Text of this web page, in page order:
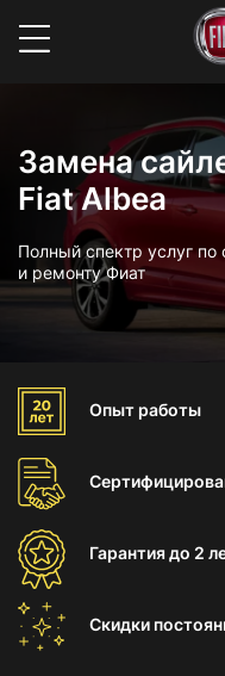
Замена
Fiat Albea
Полный спектр услуг
и ремонту Фиат
Опыт работы
Гарантиядо 2
Скидки